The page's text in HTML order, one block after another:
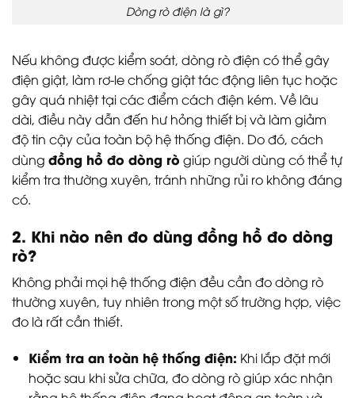
Dòng rò điện là gì?
Nếu không được kiểm soát, dòng rò điện có thể gây
điện giật, làm rơ-le chống giật tác động liên tục hoặc
gây quá nhiệt tại các điểm cách điện kém. Về lâu
dài, điều này dẫn đến hư hỏng thiết bị và làm giảm
độ tin cậy của toàn bộ hệ thống điện. Do đó, cách
dùng đồng hồ đo dòng rò giúp người dùng có thể tự
kiểm tra thường xuyên, tránh những rủi ro không đáng
có.
2. Khi nào nên đo dùng đồng hồ đo dòng
rò?
Không phải mọi hệ thống điện đều cần đo dòng rò
thường xuyên, tuy nhiên trong một số trường hợp, việc
đo là rất cần thiết.
Kiểm tra an toàn hệ thống điện: Khi lắp đặt mới
hoặc sau khi sửa chữa, đo dòng rò giúp xác nhận